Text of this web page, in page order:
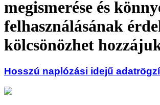
megismerése és
felhasználásának
kölcsönözhet
Hosszú naplózási idejű